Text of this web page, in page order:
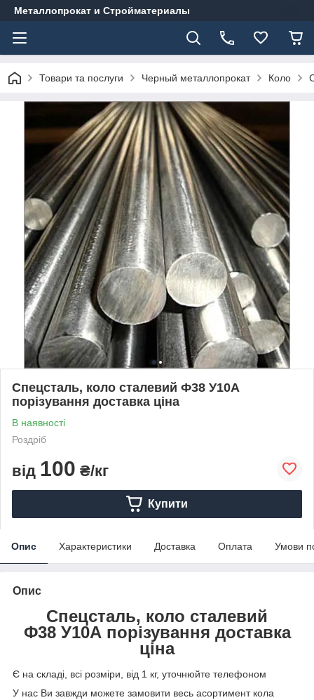
Металлопрокат и Стройматериалы
Товари та послуги Черный металлопрокат Коло
Спецсталь, коло сталевий Ф38 У10А
порізування доставка ціна
В наявності
Роздріб
від 100 ₴/кг
Купити
Опис Характеристики Доставка Оплата Умови
Опис
Спецсталь, коло сталевий
Ф38 У10Апорізування доставка
ціна
Є на складі, всі розміри, від 1 кг, уточнюйте телефоном
У нас Ви завжди можете замовити весь асортимент кола